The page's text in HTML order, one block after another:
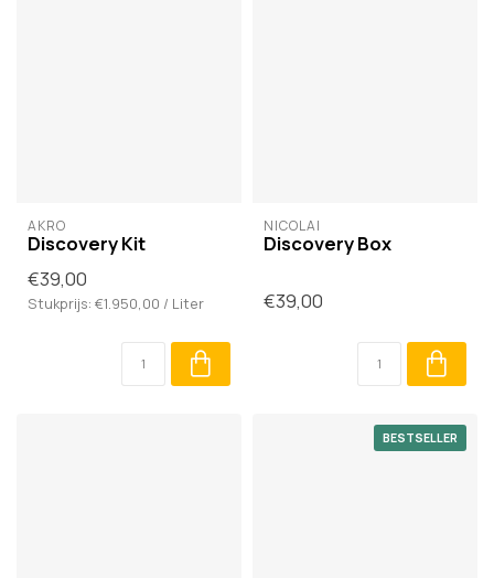
AKRO
Discovery Kit
€39,00
Stukprijs: €1.950,00 / Liter
NICOLAÏ
Discovery Box
€39,00
BESTSELLER